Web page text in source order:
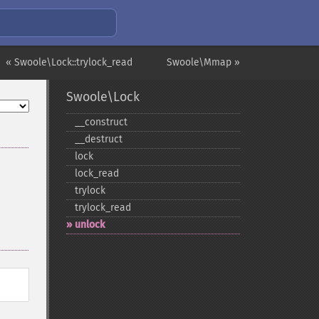
Swoole\Mmap »
« Swoole\Lock::trylock_read
Swoole\Lock
_​_​construct
_​_​destruct
lock
lock_​read
trylock
trylock_​read
unlock